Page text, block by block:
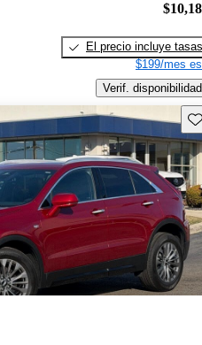
El precio incluye tasas
$199/mes
Verif. disponibilidad